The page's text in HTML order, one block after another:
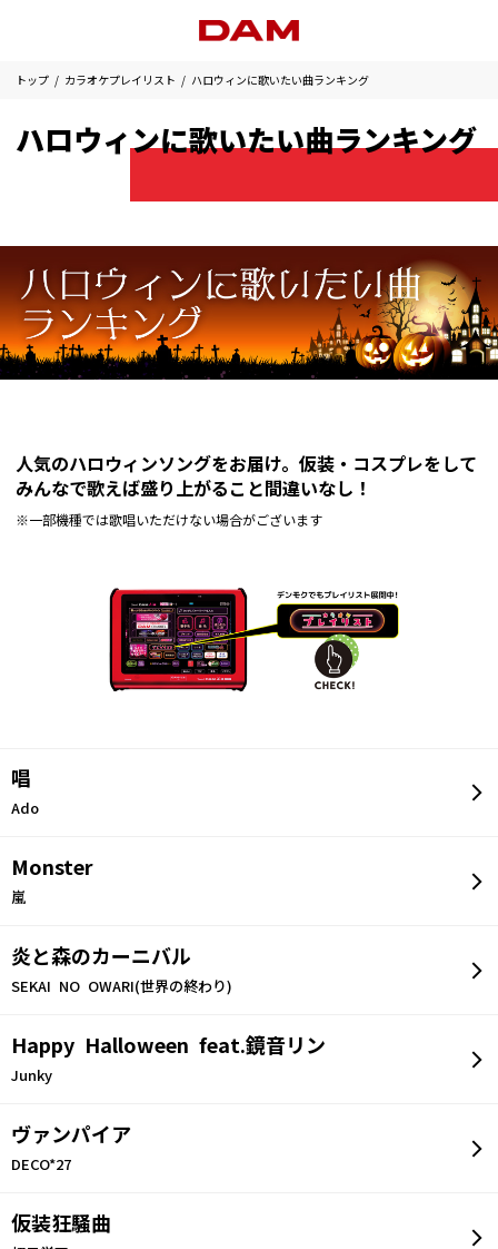
トップ カラオケプレイリスト ハロウィンに歌いたい曲ランキング
ハロウィンに歌いたい曲ランキング
人気のハロウィンソングをお届け。仮装・コスプレをして
みんなで歌えば盛り上がること間違いなし！
※一部機種では歌唱いただけない場合がございます
唱
Ado
Monster
嵐
炎と森のカーニバル
SEKAI NO OWARI(世界の終わり)
Happy Halloween feat.鏡音リン
Junky
ヴァンパイア
DECO*27
仮装狂騒曲